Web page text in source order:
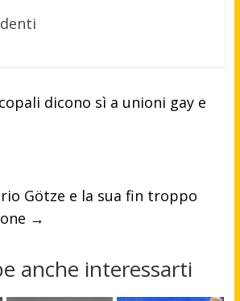
dicono sì a unioni gay e
Götze e la sua fin troppo
→
anche interessarti